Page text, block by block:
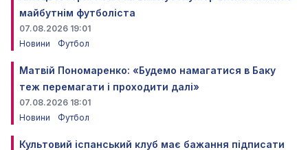
майбутнім футболіста
07.08.2026 19:01
Новини
Футбол
Матвій Пономаренко: «Будемо намагатися в Баку
теж перемагати і проходити далі»
07.08.2026 18:01
Новини
Футбол
Культовий іспанський клуб має бажання підписати